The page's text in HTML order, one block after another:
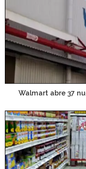
Walmart abre 37